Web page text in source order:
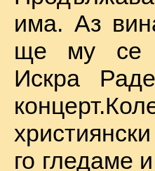
има. Аз
ще му се
Искра
го гледаме